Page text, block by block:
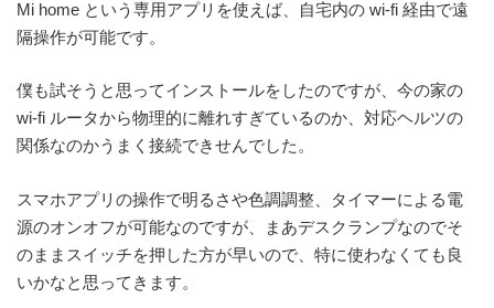
Mi home という専用アプリを使えば、自宅内の wi-fi 経由で遠
隔操作が可能です。
僕も試そうと思ってインストールをしたのですが、今の家の
wi-fi ルータから物理的に離れすぎているのか、対応ヘルツの
関係なのかうまく接続できせんでした。
スマホアプリの操作で明るさや色調調整、タイマーによる電
源のオンオフが可能なのですが、まあデスクランプなのでそ
のままスイッチを押した方が早いので、特に使わなくても良
いかなと思ってきます。